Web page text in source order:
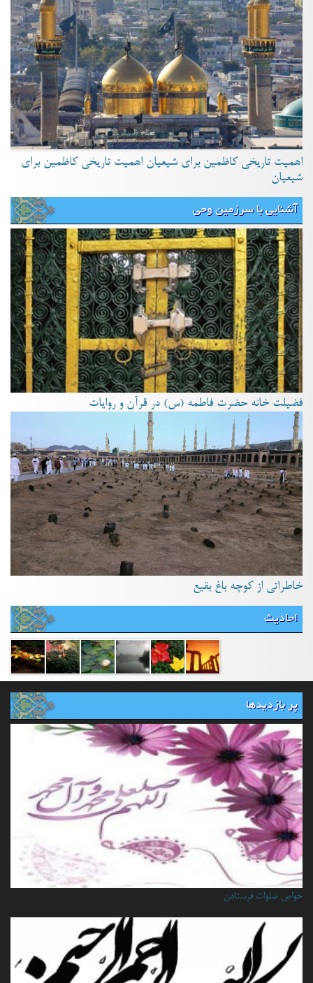
اهمیت تاریخی کاظمین برای شیعیان اهمیت تاریخی کاظمین برای
شیعیان
آشنایی با سرزمین وحی
فضیلت خانه حضرت فاطمه (س) در قرآن و روایات
خاطراتی از کوچه باغ بقیع
احادیث
پر بازدیدها
خواص صلوات فرستادن